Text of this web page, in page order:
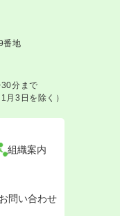
番地
分まで
月3日を除く）
組織案内
お問い合わせ